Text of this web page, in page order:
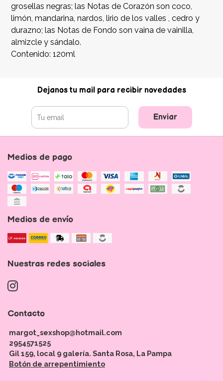
grosellas negras; las Notas de Corazón son coco,
limón, mandarina, nardos, lirio de los valles , cedro y
durazno; las Notas de Fondo son vaina de vainilla,
almizcle y sándalo.
Contenido: 120ml
Dejanos tu mail para recibir novedades
Enviar
Medios de pago
Medios de envío
Nuestras redes sociales
Contacto
margot_sexshop@hotmail.com
2954571525
Gil 159, local 9 galería. Santa Rosa, La Pampa
Botón de arrepentimiento